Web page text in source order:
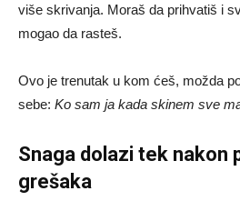
više skrivanja. Moraš da prihvatiš i
mogao da rasteš.
Ovo je trenutak u kom ćeš, možda
sebe: Ko sam ja kada skinem sve
Snaga dolazi tek nakon
grešaka